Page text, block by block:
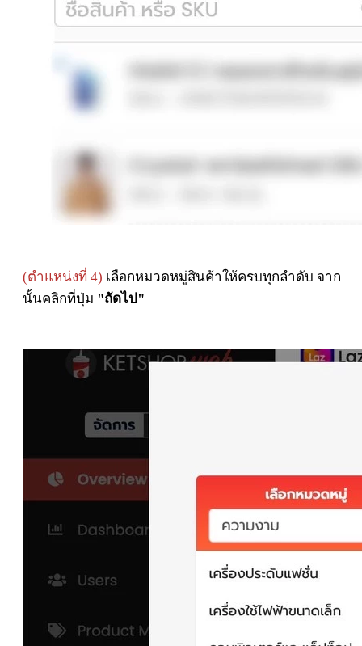
(ตำแหน่งที่ 4) เลือกหมวดหมู่สินค้าให้ครบทุกลำดับ จาก
นั้นคลิกที่ปุ่ม "ถัดไป"